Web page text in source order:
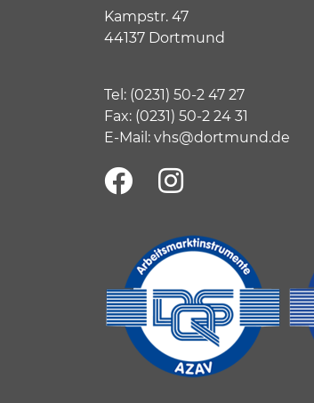
Kampstr. 47
44137 Dortmund
Tel: (0231) 50-2 47 27
Fax: (0231) 50-2 24 31
E-Mail: vhs@dortmund.de